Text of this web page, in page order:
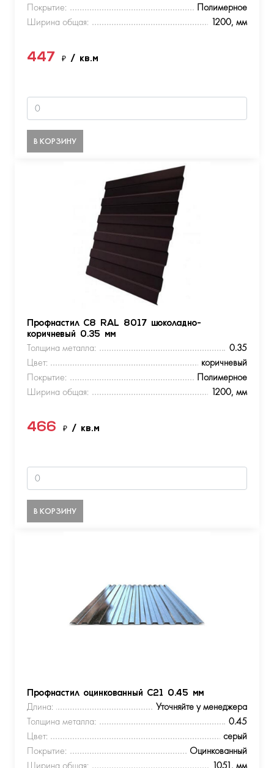
Покрытие:
Полимерное
Ширина общая:
1200, мм
447 ₽ / кв.м
В КОРЗИНУ
Профнастил С8 RAL 8017 шоколадно-
коричневый 0.35 мм
Толщина металла:
0.35
Цвет:
коричневый
Покрытие:
Полимерное
Ширина общая:
1200, мм
466 ₽ / кв.м
В КОРЗИНУ
Профнастил оцинкованный С21 0.45 мм
Длина:
Уточняйте у менеджера
Толщина металла:
0.45
Цвет:
серый
Покрытие:
Оцинкованный
Ширина общая:
1051, мм